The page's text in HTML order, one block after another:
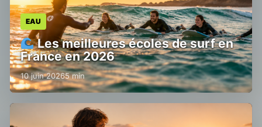
EAU
Les meilleures écoles de surf en
France en 2026
10 juin 20265 min